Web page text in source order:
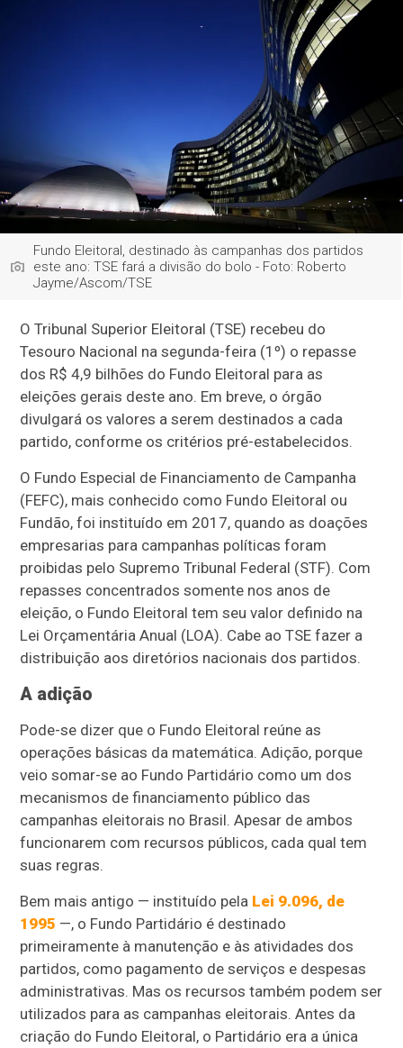
Fundo Eleitoral, destinado às campanhas dos partidos
este ano: TSE fará a divisão do bolo - Foto: Roberto
Jayme/Ascom/TSE
O Tribunal Superior Eleitoral (TSE) recebeu do
Tesouro Nacional na segunda-feira (1º) o repasse
dos R$ 4,9 bilhões do Fundo Eleitoral para as
eleições gerais deste ano. Em breve, o órgão
divulgará os valores a serem destinados a cada
partido, conforme os critérios pré-estabelecidos.
O Fundo Especial de Financiamento de Campanha
(FEFC), mais conhecido como Fundo Eleitoral ou
Fundão, foi instituído em 2017, quando as doações
empresarias para campanhas políticas foram
proibidas pelo Supremo Tribunal Federal (STF). Com
repasses concentrados somente nos anos de
eleição, o Fundo Eleitoral tem seu valor definido na
Lei Orçamentária Anual (LOA). Cabe ao TSE fazer a
distribuição aos diretórios nacionais dos partidos.
A adição
Pode-se dizer que o Fundo Eleitoral reúne as
operações básicas da matemática. Adição, porque
veio somar-se ao Fundo Partidário como um dos
mecanismos de financiamento público das
campanhas eleitorais no Brasil. Apesar de ambos
funcionarem com recursos públicos, cada qual tem
suas regras.
Bem mais antigo — instituído pela Lei 9.096, de
1995 —, o Fundo Partidário é destinado
primeiramente à manutenção e às atividades dos
partidos, como pagamento de serviços e despesas
administrativas. Mas os recursos também podem ser
utilizados para as campanhas eleitorais. Antes da
criação do Fundo Eleitoral, o Partidário era a única